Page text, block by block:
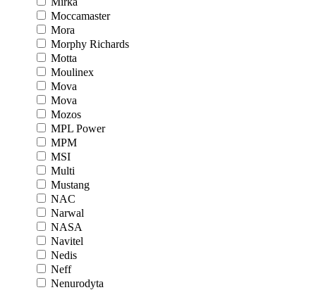
Moccamaster
Mora
Morphy Richards
Motta
Moulinex
Mova
Mova
Mozos
MPL Power
MPM
MSI
Multi
Mustang
NAC
Narwal
NASA
Navitel
Nedis
Neff
Nenurodyta